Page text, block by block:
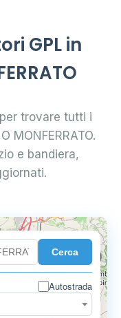
GPL in
trovare tutti i
MONFERRATO.
e bandiera,
Cerca
Autostrada
0.795 €